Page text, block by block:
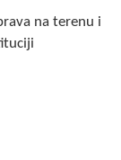
na terenu i